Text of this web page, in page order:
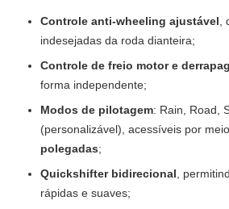
Controle anti-wheeling ajustável,
indesejadas da roda dianteira;
Controle de freio motor e
forma independente;
Modos de pilotagem: Rain, Road,
(personalizável), acessíveis por
polegadas;
Quickshifter bidirecional,
rápidas e suaves;